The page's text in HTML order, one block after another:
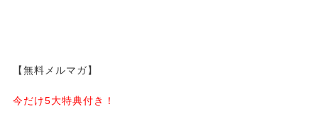
【無料メルマガ】
今だけ5大特典付き！